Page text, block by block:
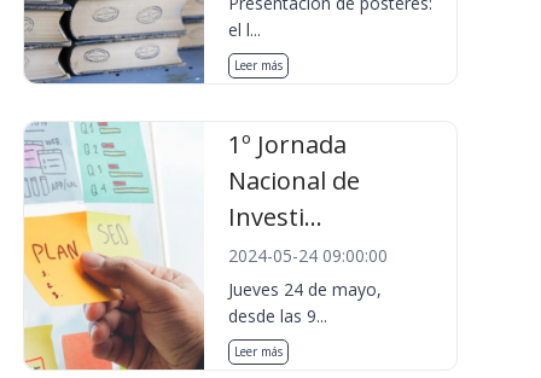
el l...
Leer más
1º Jornada
Nacional de
Investi...
2024-05-24 09:00:00
Jueves 24 de mayo,
desde las 9...
Leer más